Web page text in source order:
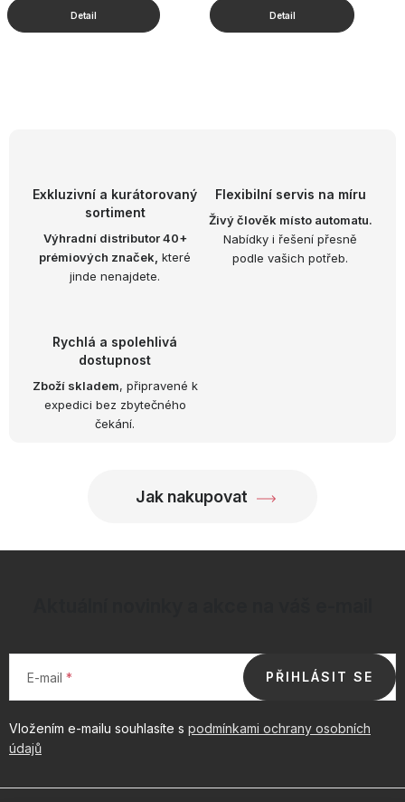
Exkluzivní a kurátorovaný
sortiment
Výhradní distributor 40+
prémiových značek, které
jinde nenajdete.
Flexibilní servis na míru
Živý člověk místo automatu.
Nabídky i řešení přesně
podle vašich potřeb.
Rychlá a spolehlivá
dostupnost
Zboží skladem, připravené k
expedici bez zbytečného
čekání.
Jak nakupovat
E-mail
Vložením e-mailu souhlasíte s podmínkami ochrany osobních
údajů
PŘIHLÁSIT SE
á